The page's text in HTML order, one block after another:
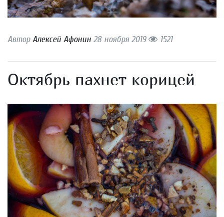
АвторАлексей Афонин 28 ноября 2019 1521
Октябрь пахнет корицей